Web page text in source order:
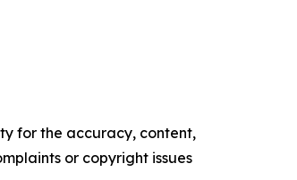
for the accuracy, content,
or copyright issues